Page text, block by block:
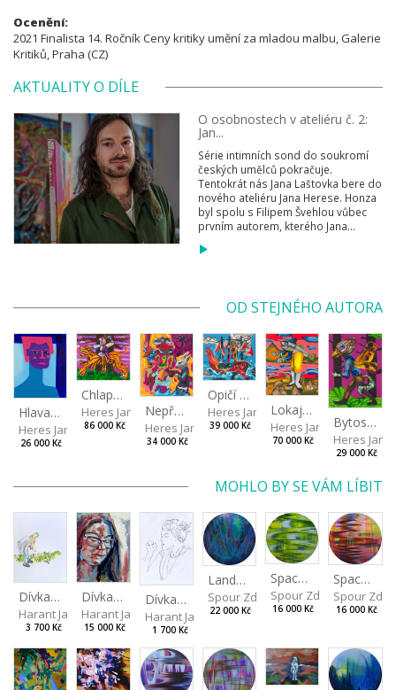
Ocenění:
2021 Finalista 14. Ročník Ceny kritiky umění za mladou malbu, Galerie
Kritiků, Praha (CZ)
AKTUALITY O DÍLE
O osobnostech v ateliéru č. 2:
Jan...
Série intimních sond do soukromí
českých umělců pokračuje.
Tentokrát nás Jana Laštovka bere do
nového ateliéru Jana Herese. Honza
byl spolu s Filipem Švehlou vůbec
prvním autorem, kterého Jana...
OD STEJNÉHO AUTORA
Hlava VII
Heres Jan
26 000 Kč
Chlapec s tygrem
Heres Jan
86 000 Kč
Nepřehledný sen
Heres Jan
34 000 Kč
Opičí kapitán
Heres Jan
39 000 Kč
Lokaj - ryba
Heres Jan
70 000 Kč
Bytost z druhé strany
Heres Jan
29 000 Kč
MOHLO BY SE VÁM LÍBIT
Dívka na zelené pláni
Harant Jan
3 700 Kč
Dívka v brýlích
Harant Jan
15 000 Kč
Dívka z Litoměřic
Harant Jan
1 700 Kč
Landscape III
Spour Zdeněk
22 000 Kč
Spaces I
Spour Zdeněk
16 000 Kč
Spaces II
Spour
16 000 Kč